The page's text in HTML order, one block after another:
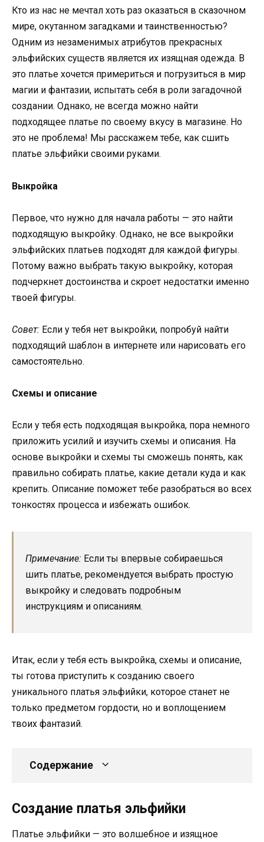
Кто из нас не мечтал хоть раз оказаться в сказочном
мире, окутанном загадками и таинственностью?
Одним из незаменимых атрибутов прекрасных
эльфийских существ является их изящная одежда. В
это платье хочется примериться и погрузиться в мир
магии и фантазии, испытать себя в роли загадочной
создании. Однако, не всегда можно найти
подходящее платье по своему вкусу в магазине. Но
это не проблема! Мы расскажем тебе, как сшить
платье эльфийки своими руками.
Выкройка
Первое, что нужно для начала работы — это найти
подходящую выкройку. Однако, не все выкройки
эльфийских платьев подходят для каждой фигуры.
Потому важно выбрать такую выкройку, которая
подчеркнет достоинства и скроет недостатки именно
твоей фигуры.
Совет: Если у тебя нет выкройки, попробуй найти
подходящий шаблон в интернете или нарисовать его
самостоятельно.
Схемы и описание
Если у тебя есть подходящая выкройка, пора немного
приложить усилий и изучить схемы и описания. На
основе выкройки и схемы ты сможешь понять, как
правильно собирать платье, какие детали куда и как
крепить. Описание поможет тебе разобраться во всех
тонкостях процесса и избежать ошибок.
Примечание: Если ты впервые собираешься
шить платье, рекомендуется выбрать простую
выкройку и следовать подробным
инструкциям и описаниям.
Итак, если у тебя есть выкройка, схемы и описание,
ты готова приступить к созданию своего
уникального платья эльфийки, которое станет не
только предметом гордости, но и воплощением
твоих фантазий.
Содержание
Создание платья эльфийки
Платье эльфийки — это волшебное и изящное